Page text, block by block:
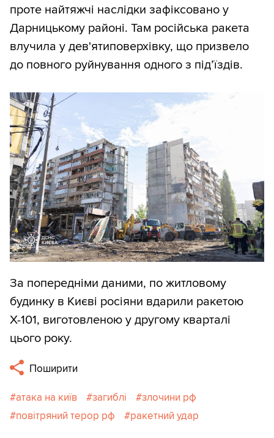
проте найтяжчі наслідки зафіксовано у
Дарницькому районі. Там російська ракета
влучила у дев'ятиповерхівку, що призвело
до повного руйнування одного з під’їздів.
За попередніми даними, по житловому
будинку в Києві росіяни вдарили ракетою
Х-101, виготовленою у другому кварталі
цього року.
Поширити
атака на київ загиблі
злочини рф
повітряний терор рф
ракетний удар